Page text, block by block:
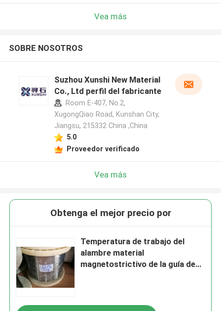
Vea más
SOBRE NOSOTROS
Suzhou Xunshi New Material
Co., Ltd perfil del fabricante
Room E-407, No.2,
XugongQiao Road, Kunshan City,
Jiangsu, 215332 China ,China
5.0
Proveedor verificado
Vea más
Obtenga el mejor precio por
Temperatura de trabajo del
alambre material
magnetostrictivo de la guía de